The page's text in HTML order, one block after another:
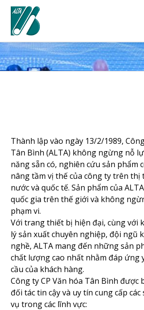
Thành lập vào ngày 13/2/1989,
Tân Bình (ALTA) không ngừng nỗ
năng sẵn có, nghiên cứu sản phẩm
nâng tầm vị thế của công ty trên
nước và quốc tế. Sản phẩm của
quốc gia trên thế giới và không
phạm vi.
Với trang thiết bị hiện đại, cùng với
lý sản xuất chuyên nghiệp, đội ngũ
nghề, ALTA mang đến những sản
chất lượng cao nhất nhằm đáp ứng
cầu của khách hàng.
Công ty CP Văn hóa Tân Bình
đối tác tin cậy và uy tín cung cấp các
vụ trong các lĩnh vực: